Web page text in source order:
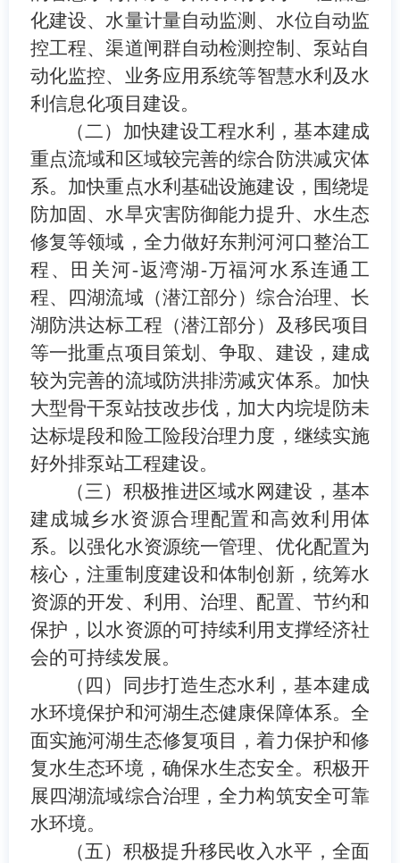
化建设、水量计量自动监测 、 水位自动监
控工程、 渠道闸群自动检测控制 、 泵站自
动化监控、 业务应用系统等智慧水利及水
利信息化项目建设。
（二）加快建设工程水利，基本建成
重点流域和区域较完善的综合防洪减灾体
系。 加快重点水利基础设施建设， 围绕堤
防加固、水旱灾害防御能力提升、水生态
修复等领域，全力做好东荆河河口整治工
程 、 田关河-返湾湖 -万福河水系连通工
程、四湖流域（潜江部分）综合治理、长
湖防洪达标工程（潜江部分）及移民项目
等一批重点项目策划、争取、建设， 建成
较为完善的流域防洪排涝减灾体系。加快
大型骨干泵站技改步伐，加大内垸堤防未
达标堤段和险工险段治理力度，继续实施
好外排泵站工程建设。
（三） 积极推进区域水网建设，基本
建成城乡水资源合理配置和高效利用体
系。
以强化水资源统一管理、优化配置为
核心，注重制度建设和体制创新，统筹水
资源的开发、利用、治理、配置、节约和
保护，以水资源的可持续利用支撑经济社
会的可持续发展。
（四）同步打造生态水利，基本建成
水环境保护和河湖生态健康保障体系。全
面实施河湖生态修复项目，着力保护和修
复水生态环境，确保水生态安全。 积极开
展四湖流域综合治理 ，全力构筑安全可靠
水环境。
（五）积极提升移民收入水平，全面